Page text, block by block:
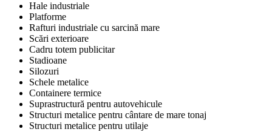
Hale industriale
Platforme
Rafturi industriale cu sarcină mare
Scări exterioare
Cadru totem publicitar
Stadioane
Silozuri
Schele metalice
Containere termice
Suprastructură pentru autovehicule
Structuri metalice pentru cântare de mare tonaj
Structuri metalice pentru utilaje